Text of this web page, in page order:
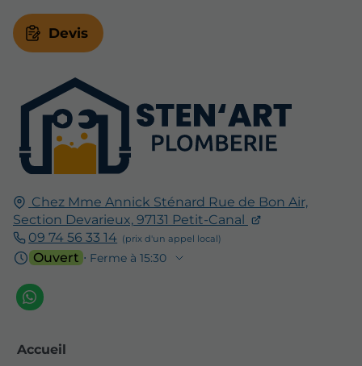
Chez Mme Annick Sténard Rue de Bon Air,
Section Devarieux, 97131 Petit-Canal
09 74 56 33 14
Ouvert ⋅ Ferme à 15:30
Accueil
Devis